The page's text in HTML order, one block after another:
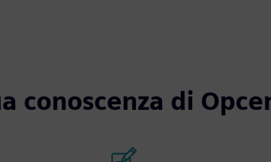
conoscenza di